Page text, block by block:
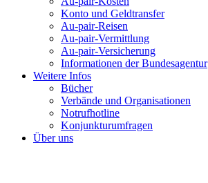
Konto und Geldtransfer
Au-pair-Reisen
Au-pair-Vermittlung
Au-pair-Versicherung
Informationen der Bundesagentur
Weitere Infos
Bücher
Verbände und Organisationen
Notrufhotline
Konjunkturumfragen
Über uns